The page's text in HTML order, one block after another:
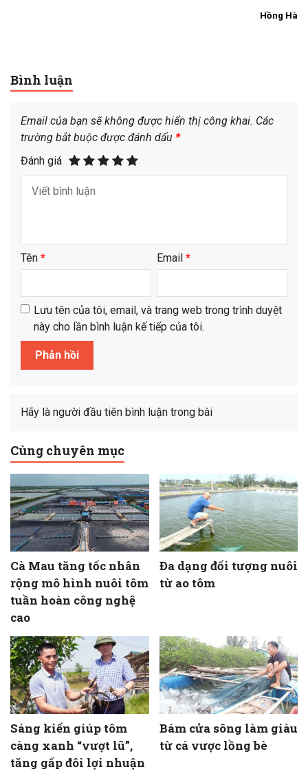
Hồng Hà
Bình luận
Email của bạn sẽ không được hiển thị công khai. Các
trường bắt buộc được đánh dấu *
Đánh giá
Tên * Email *
Lưu tên của tôi, email, và trang web trong trình duyệt
này cho lần bình luận kế tiếp của tôi.
Hãy là người đầu tiên bình luận trong bài
Cùng chuyên mục
Cà Mau tăng tốc nhân
rộng mô hình nuôi tôm
tuần hoàn công nghệ
cao
Đa dạng đối tượng nuôi
từ ao tôm
Sáng kiến giúp tôm
càng xanh “vượt lũ”,
tăng gấp đôi lợi nhuận
Bám cửa sông làm giàu
từ cá vược lồng bè